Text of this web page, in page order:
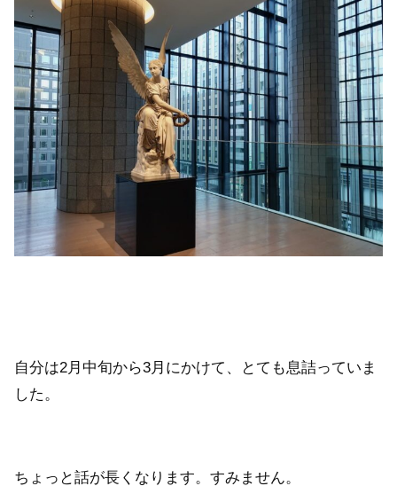
自分は2月中旬から3月にかけて、とても息詰っていま
した。
ちょっと話が長くなります。すみません。